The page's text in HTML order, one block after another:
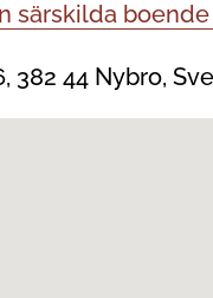
särskilda
382 44 Nybro,